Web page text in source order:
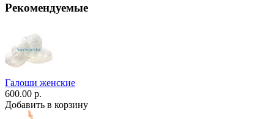
Рекомендуемые
Галоши женские
600.00 р.
Добавить в корзину